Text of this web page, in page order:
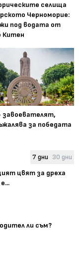
селища
Черноморие:
под водата от
Китен
за победата
7 дни 30 дни
цвят за дреха
ли съм?